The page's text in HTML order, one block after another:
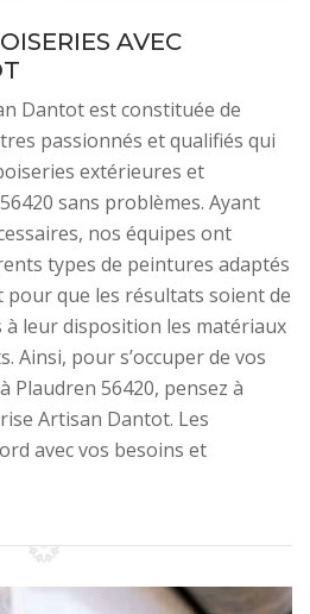
AVEC
Dantot est constituée de
passionnés et qualifiés qui
extérieures et
sans problèmes. Ayant
nos équipes ont
types de peintures adaptés
pour que les résultats soient de
leur disposition les matériaux
Ainsi, pour s’occuper de vos
Plaudren 56420, pensez à
Artisan Dantot. Les
avec vos besoins et